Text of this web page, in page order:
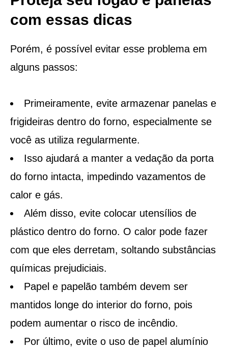
com essas dicas
Porém, é possível evitar esse problema em
alguns passos:
Primeiramente, evite armazenar panelas e
frigideiras dentro do forno, especialmente se
você as utiliza regularmente.
Isso ajudará a manter a vedação da porta
do forno intacta, impedindo vazamentos de
calor e gás.
Além disso, evite colocar utensílios de
plástico dentro do forno. O calor pode fazer
com que eles derretam, soltando substâncias
químicas prejudiciais.
Papel e papelão também devem ser
mantidos longe do interior do forno, pois
podem aumentar o risco de incêndio.
Por último, evite o uso de papel alumínio